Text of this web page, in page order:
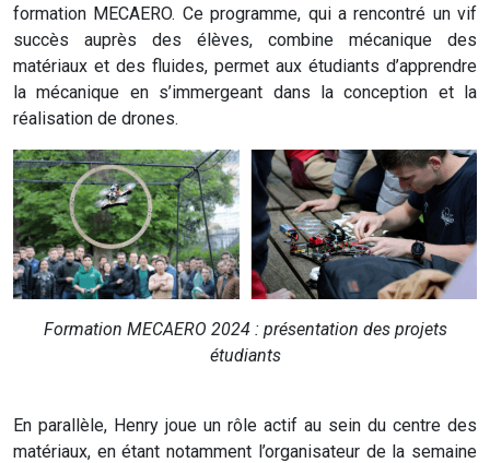
formation MECAERO. Ce programme, qui a rencontré un vif
succès auprès des élèves, combine mécanique des
matériaux et des fluides, permet aux étudiants d’apprendre
la mécanique en s’immergeant dans la conception et la
réalisation de drones.
Formation MECAERO 2024 : présentation des projets
étudiants
En parallèle, Henry joue un rôle actif au sein du centre des
matériaux, en étant notamment l’organisateur de la semaine